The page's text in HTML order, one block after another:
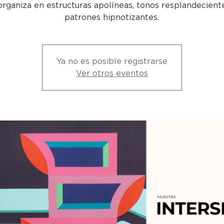
en estructuras apolíneas, tonos
patrones hipnotizantes.
Ya no es posible registrarse
Ver otros eventos